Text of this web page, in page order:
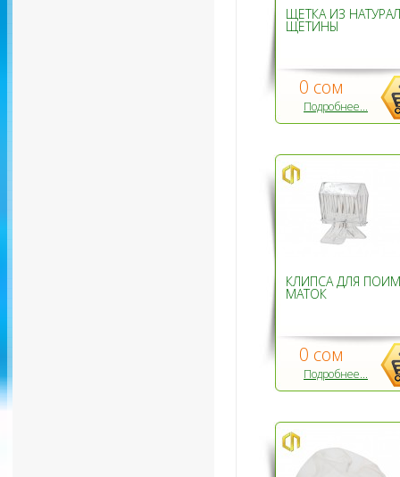
ЩЕТКА ИЗ
ЩЕТИНЫ
0 сом
Подробнее...
КЛИПСА ДЛЯ
МАТОК
0 сом
Подробнее...